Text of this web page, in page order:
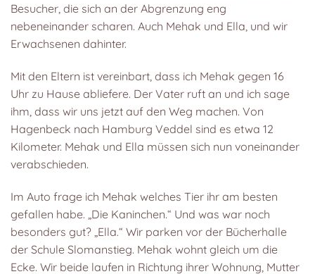
Besucher, die sich an der Abgrenzung eng
nebeneinander scharen. Auch Mehak und Ella, und wir
Erwachsenen dahinter.
Mit den Eltern ist vereinbart, dass ich Mehak gegen 16
Uhr zu Hause abliefere. Der Vater ruft an und ich sage
ihm, dass wir uns jetzt auf den Weg machen. Von
Hagenbeck nach Hamburg Veddel sind es etwa 12
Kilometer. Mehak und Ella müssen sich nun voneinander
verabschieden.
Im Auto frage ich Mehak welches Tier ihr am besten
gefallen habe. „Die Kaninchen.“ Und was war noch
besonders gut? „Ella.“ Wir parken vor der Bücherhalle
der Schule Slomanstieg. Mehak wohnt gleich um die
Ecke. Wir beide laufen in Richtung ihrer Wohnung, Mutter